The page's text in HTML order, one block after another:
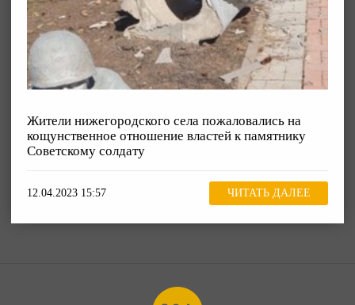
Жители нижегородского села пожаловались на
кощунственное отношение властей к памятнику
Советскому солдату
12.04.2023 15:57 ЧИТАТЬ ДАЛЕЕ